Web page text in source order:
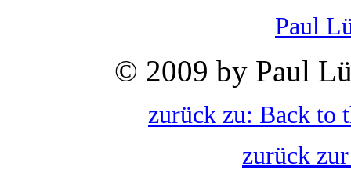
Paul
© 2009 by Paul
zurück zu: Back to
zurück